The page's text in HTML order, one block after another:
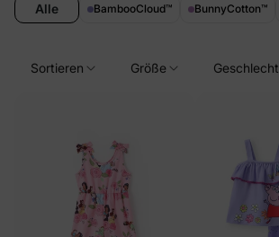
Alle BambooCloud™ BunnyCotton™
Sortieren Größe Geschlecht